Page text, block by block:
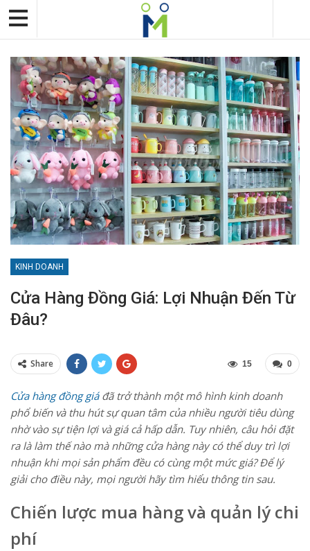
KINH DOANH
Cửa Hàng Đồng Giá: Lợi Nhuận Đến Từ
Đâu?
Share 0
15
Cửa hàng đồng giáđã trở thành một mô hình kinh doanh
phổ biến và thu hút sự quan tâm của nhiều người tiêu dùng
nhờ vào sự tiện lợi và giá cả hấp dẫn. Tuy nhiên, câu hỏi đặt
ra là làm thế nào mà những cửa hàng này có thể duy trì lợi
nhuận khi mọi sản phẩm đều có cùng một mức giá? Để lý
giải cho điều này, mọi người hãy tìm hiểu thông tin sau.
Chiến lược mua hàng và quản lý chi
phí